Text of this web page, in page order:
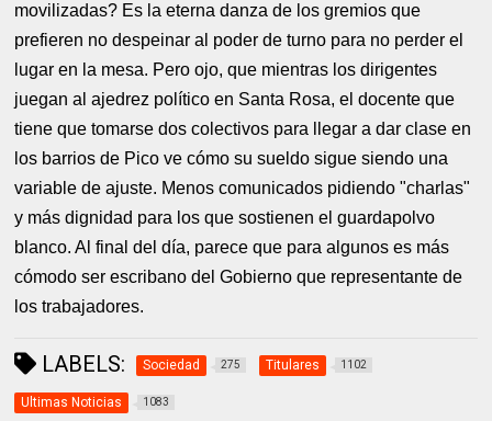
movilizadas? Es la eterna danza de los gremios que
prefieren no despeinar al poder de turno para no perder el
lugar en la mesa. Pero ojo, que mientras los dirigentes
juegan al ajedrez político en Santa Rosa, el docente que
tiene que tomarse dos colectivos para llegar a dar clase en
los barrios de Pico ve cómo su sueldo sigue siendo una
variable de ajuste. Menos comunicados pidiendo "charlas"
y más dignidad para los que sostienen el guardapolvo
blanco. Al final del día, parece que para algunos es más
cómodo ser escribano del Gobierno que representante de
los trabajadores.
LABELS: Sociedad 275 Titulares 1102
Ultimas Noticias 1083